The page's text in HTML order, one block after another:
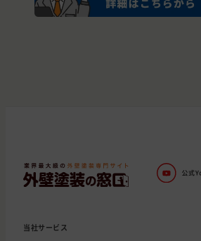
当社サービス